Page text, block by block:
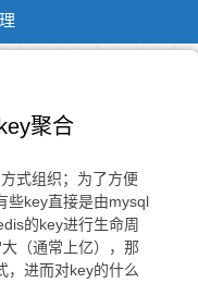
聚合
式组织；为了方便
些key直接是由mysql
的key进行生命周
（通常上亿），那
，进而对key的什么